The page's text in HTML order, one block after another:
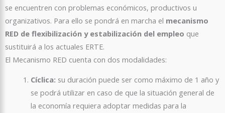
se encuentren con problemas económicos, productivos u
organizativos. Para ello se pondrá en marcha el mecanismo
RED de flexibilización y estabilización del empleo que
sustituirá a los actuales ERTE.
El Mecanismo RED cuenta con dos modalidades:
Cíclica: su duración puede ser como máximo de 1 año y
se podrá utilizar en caso de que la situación general de
la economía requiera adoptar medidas para la